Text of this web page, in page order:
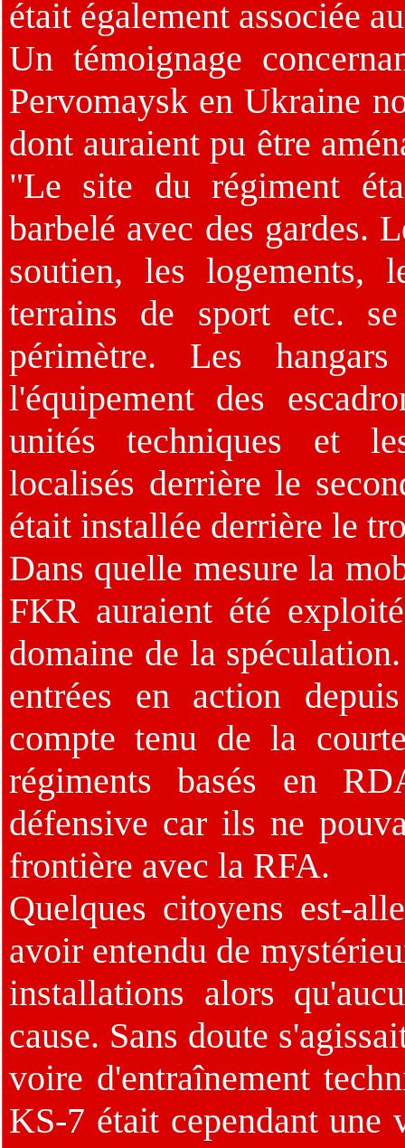
était également associée
Un témoignage
Pervomaysk en Ukraine
dont auraient pu être
"Le site du régiment
barbelé avec des gardes.
soutien, les logements,
terrains de sport etc.
périmètre. Les
l'équipement des
unités techniques et
localisés derrière le
était installée derrière le
Dans quelle mesure la
FKR auraient été
domaine de la
entrées en action
compte tenu de la
régiments basés en
défensive car ils ne
frontière avec la RFA.
Quelques citoyens est-
avoir entendu de
installations alors
cause. Sans doute
voire d'entraînement
KS-7 était cependant